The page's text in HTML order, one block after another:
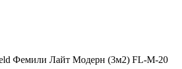
Фемили Лайт Модерн (3м2) FL-M-20